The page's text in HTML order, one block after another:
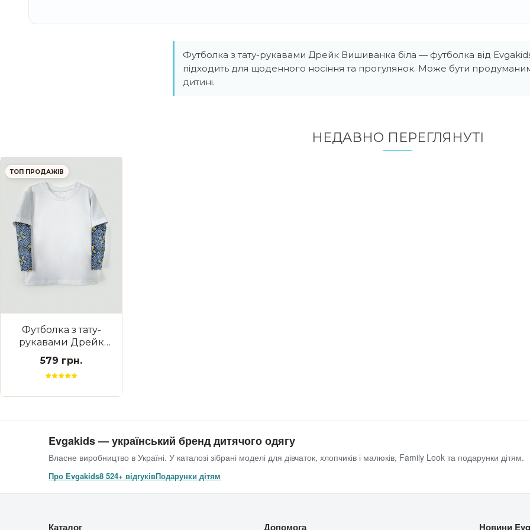
Футболка з тату-рукавами Дрейк Вишиванка біла — футболка від
підходить для щоденного носіння та прогулянок. Може бути
дитині.
НЕДАВНО ПЕРЕГЛЯНУТI
ТОП ПРОДАЖІВ
Футболка з тату-
рукавами Дрейк
Вишиванка біла
579 грн.
Evgakids — український бренд дитячого одягу
Власне виробництво в Україні. У каталозі зібрані моделі для дівчаток, хлопчиків і малюків, Family Look та подарунки дітям.
Про Evgakids8 524+ відгуківПодарунки дітям
Каталог Допомога Новини